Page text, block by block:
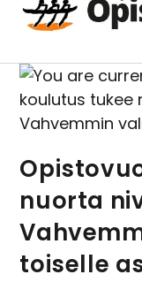
nuorta
toiselle